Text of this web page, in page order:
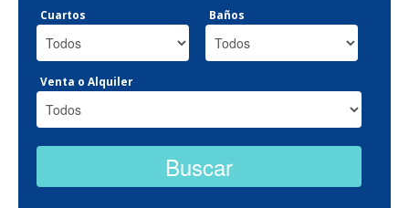
Cuartos Baños
Venta o Alquiler